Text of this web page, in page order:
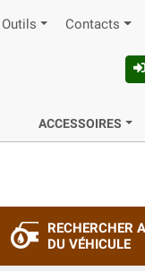
Outils Contacts
ACCESSOIRES
RECHERCHER
DU VÉHICULE